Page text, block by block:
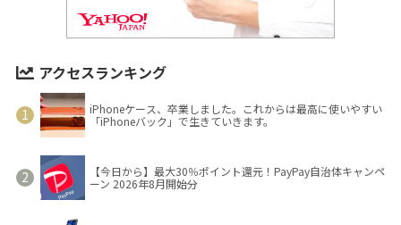
アクセスランキング
iPhoneケース、卒業しました。これからは最高に使いやすい
「iPhoneバック」で生きていきます。
【今日から】最大30％ポイント還元！PayPay自治体キャンペ
ーン 2026年8月開始分